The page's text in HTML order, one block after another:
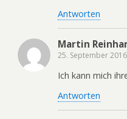
Antworten
Martin
25. September 2016
Ich kann mich
Antworten